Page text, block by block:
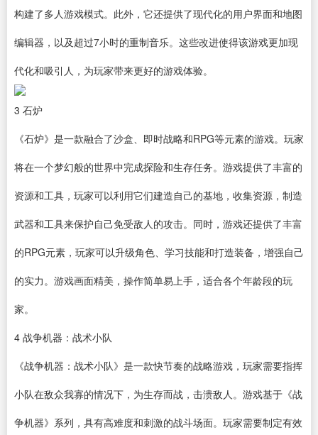
构建了多人游戏模式。此外，它还提供了现代化的用户界面和地图
编辑器 ，以及超过7小时的重制音乐。这些改进使得该游戏更加现
代化和吸引人，为玩家带来更好的游戏体验。
3 石炉
《石炉》是一款融合了沙盒、即时战略和RPG等元素的游戏。玩家
将在一个梦幻般的世界中完成探险和生存任务。游戏提供了丰富的
资源和工具，玩家可以利用它们建造自己的基地，收集资源，制造
武器和工具来保护自己免受敌人的攻击。同时，游戏还提供了丰富
的RPG元素，玩家可以升级角色、学习技能和打造装备，增强自己
的实力。游戏画面精美，操作简单易上手，适合各个年龄段的玩
家。
4 战争机器 ：战术小队
《战争机器：战术小队》是一款快节奏的战略游戏，玩家需要指挥
小队在敌众我寡的情况下，为生存而战，击溃敌人。游戏基于《战
争机器》系列，具有高难度和刺激的战斗场面。玩家需要制定有效